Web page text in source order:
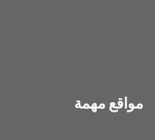
مواقع مهمة